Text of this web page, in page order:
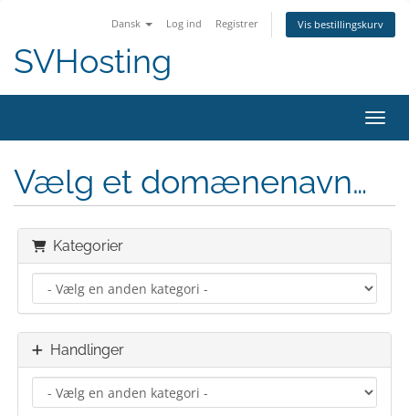
Dansk Log ind Registrer Vis bestillingskurv
SVHosting
Skift
Vælg et domænenavn…
Kategorier
Handlinger